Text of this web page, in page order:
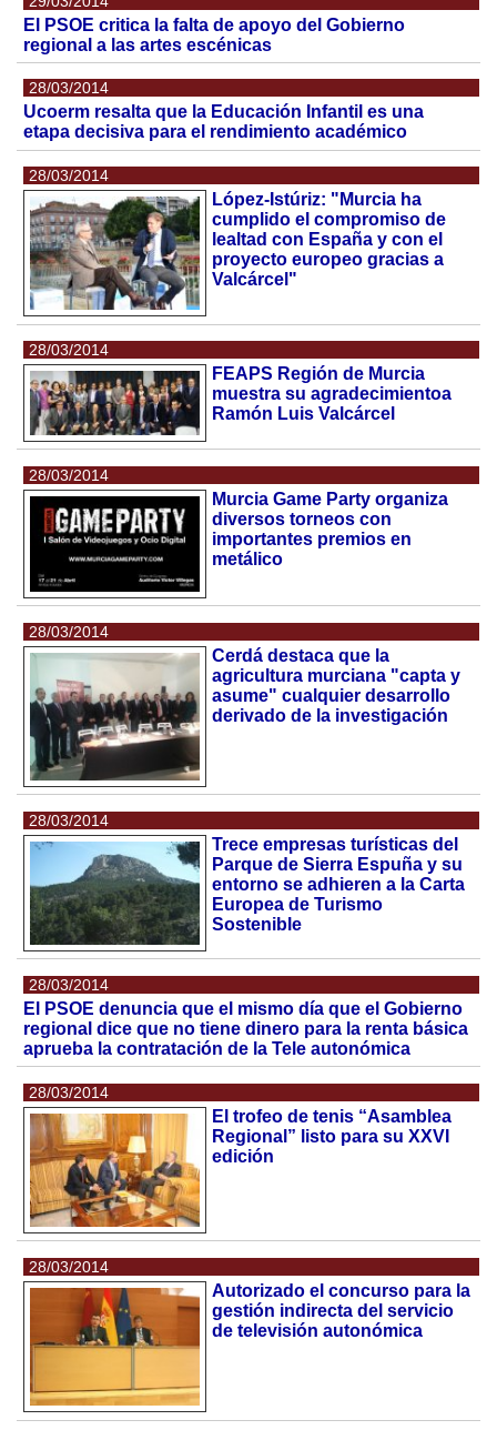
El PSOE critica la falta de apoyo del Gobierno
regional a las artes escénicas
28/03/2014
Ucoerm resalta que la Educación Infantil es una
etapa decisiva para el rendimiento académico
28/03/2014
López-Istúriz: "Murcia ha
cumplido el compromiso de
lealtad con España y con el
proyecto europeo gracias a
Valcárcel"
28/03/2014
FEAPS Región de Murcia
muestra su agradecimientoa
Ramón Luis Valcárcel
28/03/2014
Murcia Game Party organiza
diversos torneos con
importantes premios en
metálico
28/03/2014
Cerdá destaca que la
agricultura murciana "capta y
asume" cualquier desarrollo
derivado de la investigación
28/03/2014
Trece empresas turísticas del
Parque de Sierra Espuña y su
entorno se adhieren a la Carta
Europea de Turismo
Sostenible
28/03/2014
El PSOE denuncia que el mismo día que el Gobierno
regional dice que no tiene dinero para la renta básica
aprueba la contratación de la Tele autonómica
28/03/2014
El trofeo de tenis “Asamblea
Regional” listo para su XXVI
edición
28/03/2014
Autorizado el concurso para la
gestión indirecta del servicio
de televisión autonómica